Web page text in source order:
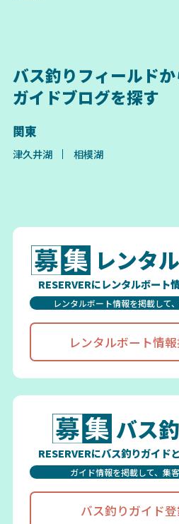
バス釣りフィールドか
ガイドブログを探す
関東
津久井湖 相模湖
レンタ
RESERVERにレンタルボート
レンタルボート情報を掲載して
レンタルボート情
バス
RESERVERにバス釣りガイド
ガイド情報を掲載して、集
バス釣りガイド